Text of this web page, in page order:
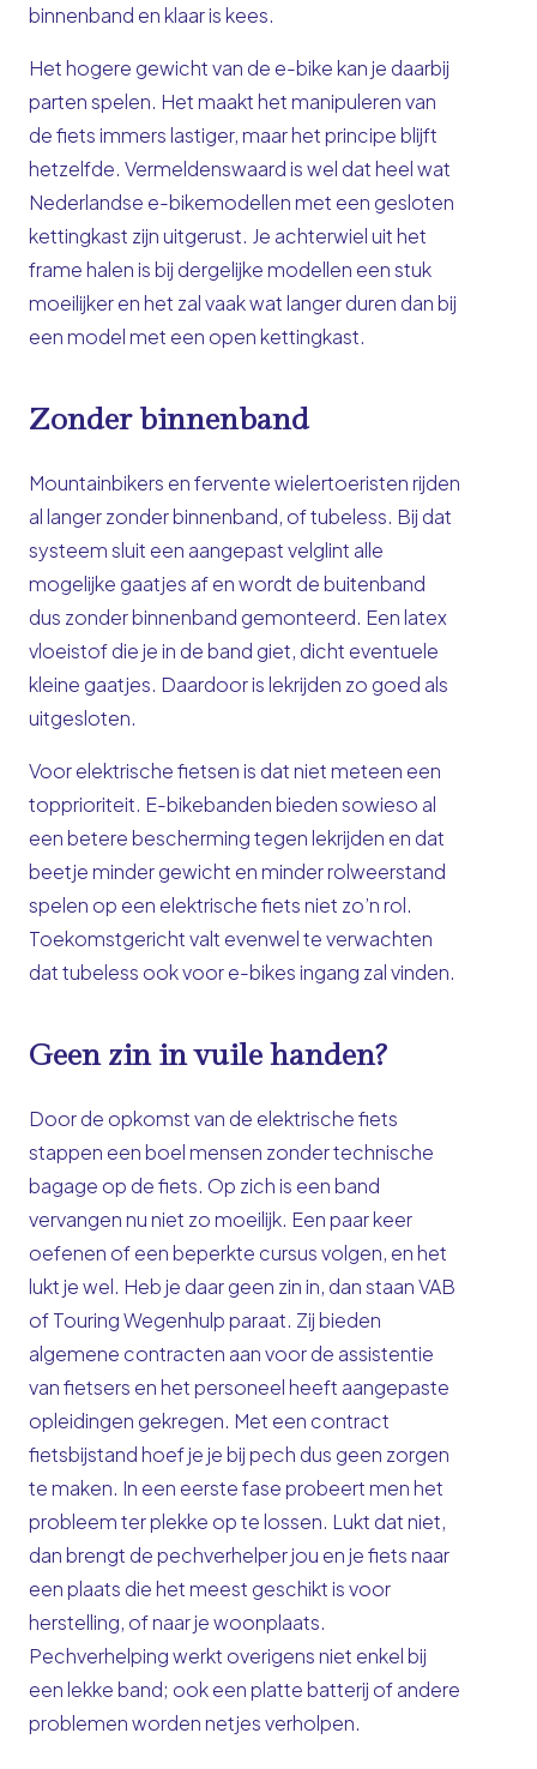
binnenband en klaar is kees.
Het hogere gewicht van de e-bike kan je daarbij
parten spelen. Het maakt het manipuleren van
de fiets immers lastiger, maar het principe blijft
hetzelfde. Vermeldenswaard is wel dat heel wat
Nederlandse e-bikemodellen met een gesloten
kettingkast zijn uitgerust. Je achterwiel uit het
frame halen is bij dergelijke modellen een stuk
moeilijker en het zal vaak wat langer duren dan bij
een model met een open kettingkast.
Zonder binnenband
Mountainbikers en fervente wielertoeristen rijden
al langer zonder binnenband, oftubeless. Bij dat
systeem sluit een aangepast velglint alle
mogelijke gaatjes af en wordt de buitenband
dus zonder binnenband gemonteerd. Een latex
vloeistof die je in de band giet, dicht eventuele
kleine gaatjes. Daardoor is lekrijden zo goed als
uitgesloten.
Voor elektrische fietsen is dat niet meteen een
topprioriteit. E-bikebanden bieden sowieso al
een betere bescherming tegen lekrijden en dat
beetje minder gewicht en minder rolweerstand
spelen op een elektrische fiets niet zo’n rol.
Toekomstgericht valt evenwel te verwachten
dattubeless ook voor e-bikes ingang zal vinden.
Geen zin in vuile handen?
Door de opkomst van de elektrische fiets
stappen een boel mensen zonder technische
bagage op de fiets. Op zich is een band
vervangen nu niet zo moeilijk. Een paar keer
oefenen of een beperkte cursus volgen, en het
lukt je wel. Heb je daar geen zin in, dan staan VAB
of Touring Wegenhulp paraat. Zij bieden
algemene contracten aan voor de assistentie
van fietsers en het personeel heeft aangepaste
opleidingen gekregen. Met een contract
fietsbijstand hoef je je bij pech dus geen zorgen
te maken. In een eerste fase probeert men het
probleem ter plekke op te lossen. Lukt dat niet,
dan brengt de pechverhelper jou en je fiets naar
een plaats die het meest geschikt is voor
herstelling, of naar je woonplaats.
Pechverhelping werkt overigens niet enkel bij
een lekke band; ook een platte batterij of andere
problemen worden netjes verholpen.